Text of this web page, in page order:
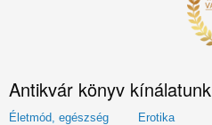
Antikvár könyv kínálatunk
Életmód, egészség Erotika